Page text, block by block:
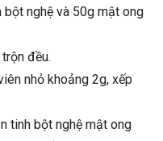
nghệ và 50g mật ong
đều.
nhỏ khoảng 2g, xếp
tinh bột nghệ mật ong